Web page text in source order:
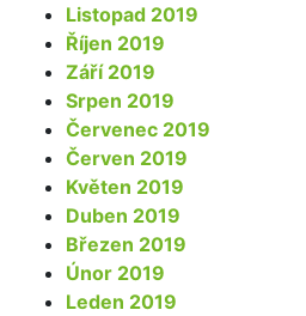
Listopad 2019
Říjen 2019
Září 2019
Srpen 2019
Červenec 2019
Červen 2019
Květen 2019
Duben 2019
Březen 2019
Únor 2019
Leden 2019